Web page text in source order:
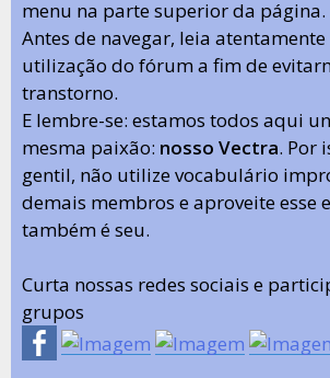
menu na parte superior da página.
Antes de navegar, leia atentamente
utilização do fórum a fim de
transtorno.
E lembre-se: estamos todos aqui
mesma paixão: nosso Vectra. Por
gentil, não utilize vocabulário
demais membros e aproveite esse
também é seu.
Curta nossas redes sociais e
grupos